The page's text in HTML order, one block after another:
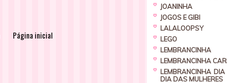
Página inicial
JOANINHA
JOGOS E GIBI
LALALOOPSY
LEGO
LEMBRANCINHA
LEMBRANCINHA
LEMBRANCINHA
DIA DAS MULHERES